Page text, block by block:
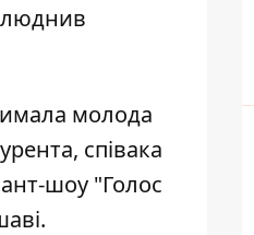
молода
співака
шоу "Голос